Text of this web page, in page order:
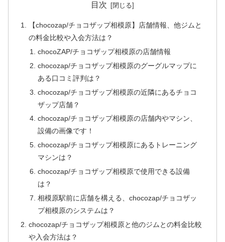
目次
【chocozap/チョコザップ相模原】店舗情報、他ジムと
の料金比較や入会方法は？
chocoZAP/チョコザップ相模原の店舗情報
chocozap/チョコザップ相模原のグーグルマップに
ある口コミ評判は？
chocozap/チョコザップ相模原の近隣にあるチョコ
ザップ店舗？
chocozap/チョコザップ相模原の店舗内やマシン、
設備の画像です！
chocozap/チョコザップ相模原にあるトレーニング
マシンは？
chocozap/チョコザップ相模原で使用できる設備
は？
相模原駅前に店舗を構える、chocozap/チョコザッ
プ相模原のシステムは？
chocozap/チョコザップ相模原と他のジムとの料金比較
や入会方法は？